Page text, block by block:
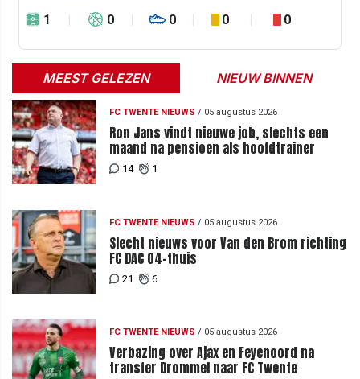
1
0 0 0 0
MEEST GELEZEN NIEUW BINNEN
FC TWENTE NIEUWS / 05 augustus 2026
Ron Jans vindt nieuwe job, slechts een
maand na pensioen als hoofdtrainer
14 1
FC TWENTE NIEUWS / 05 augustus 2026
Slecht nieuws voor Van den Brom richting
FC DAC 04-thuis
21 6
FC TWENTE NIEUWS / 05 augustus 2026
Verbazing over Ajax en Feyenoord na
transfer Drommel naar FC Twente